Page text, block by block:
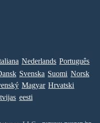
Nederlands Português
Svenska Suomi Norsk
Magyar Hrvatski
eesti